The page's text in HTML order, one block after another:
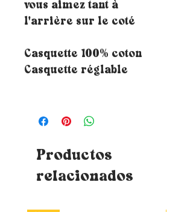
vous aimez tant à
l'arrière sur le coté
Casquette 100% coton
Casquette réglable
Productos
relacionados